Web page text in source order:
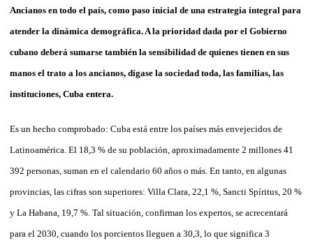
Ancianos en todo el país, como paso inicial de una estrategia integral para
atender la dinámica demográfica. A la prioridad dada por el Gobierno
cubano deberá sumarse también la sensibilidad de quienes tienen en sus
manos el trato a los ancianos, dígase la sociedad toda, las familias, las
instituciones, Cuba entera.
Es un hecho comprobado: Cuba está entre los países más envejecidos de
Latinoamérica. El 18,3 % de su población, aproximadamente 2 millones 41
392 personas, suman en el calendario 60 años o más. En tanto, en algunas
provincias, las cifras son superiores: Villa Clara, 22,1 %, Sancti Spíritus, 20 %
y La Habana, 19,7 %. Tal situación, confirman los expertos, se acrecentará
para el 2030, cuando los porcientos lleguen a 30,3, lo que significa 3